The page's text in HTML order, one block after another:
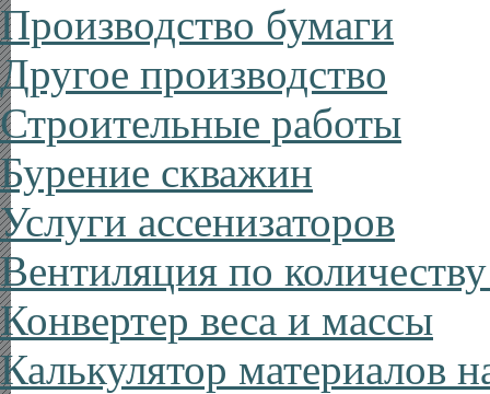
Производство бумаги
Другое производство
Строительные работы
Бурение скважин
Услуги ассенизаторов
Вентиляция по
Конвертер веса и массы
Калькулятор материалов